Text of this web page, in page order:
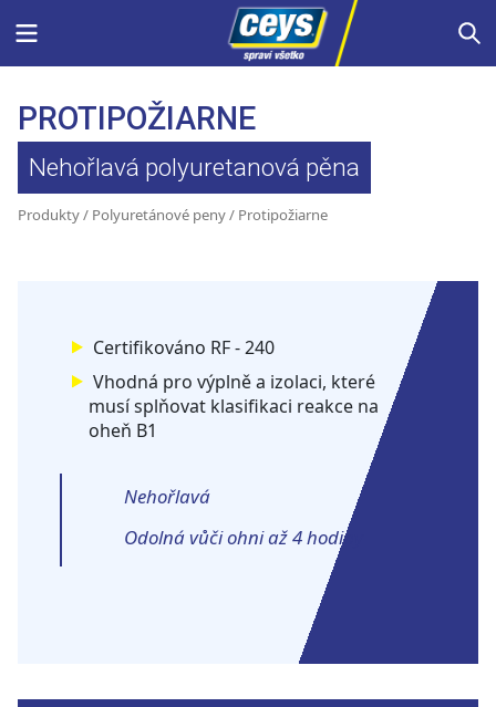
Menu
PROTIPOŽIARNE
Nehořlavá polyuretanová pěna
Produkty/ Polyuretánové peny/ Protipožiarne
Certifikováno RF - 240
Vhodná pro výplně a izolaci, které
musí splňovat klasifikaci reakce na
oheň B1
Nehořlavá
Odolná vůči ohni až 4 hodiny